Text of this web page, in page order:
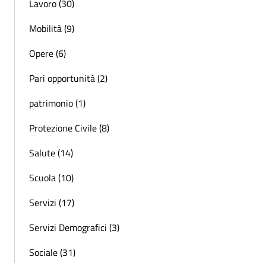
Lavoro (30)
Mobilità (9)
Opere (6)
Pari opportunità (2)
patrimonio (1)
Protezione Civile (8)
Salute (14)
Scuola (10)
Servizi (17)
Servizi Demografici (3)
Sociale (31)